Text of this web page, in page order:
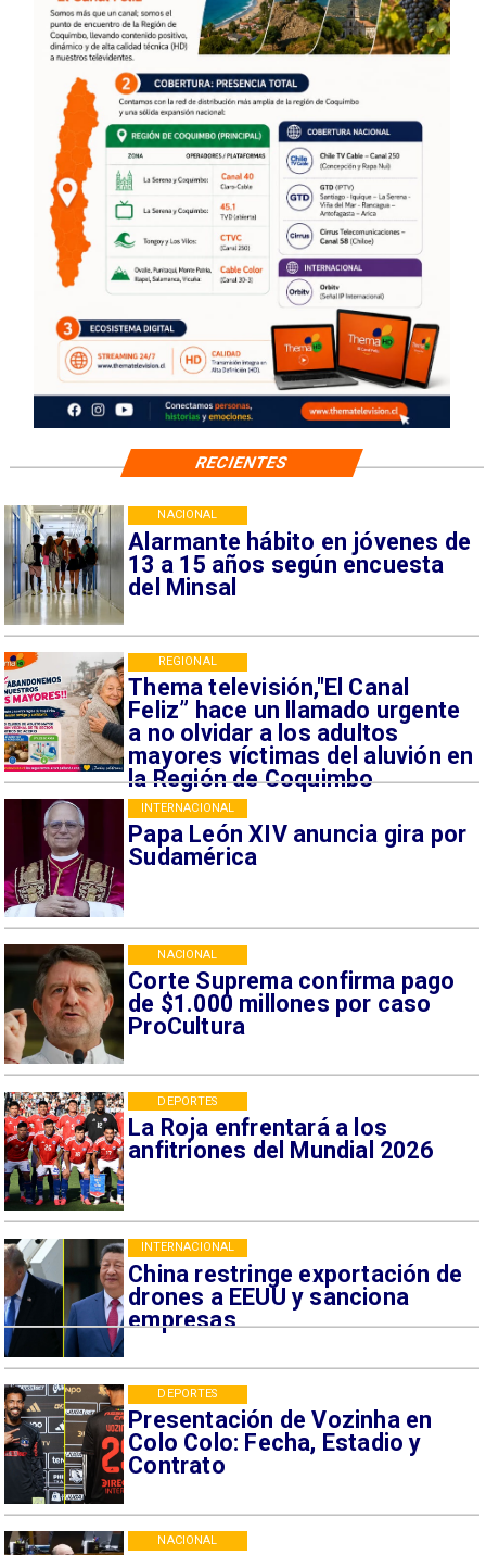
Alarmante hábito en jóvenes de
13 a 15 años según encuesta
del Minsal
NACIONAL
Thema televisión,"El Canal
Feliz” hace un llamado urgente
a no olvidar a los adultos
mayores víctimas del aluvión en
la Región de Coquimbo
REGIONAL
Papa León XIV anuncia gira por
Sudamérica
INTERNACIONAL
Corte Suprema confirma pago
de $1.000 millones por caso
ProCultura
NACIONAL
La Roja enfrentará a los
anfitriones del Mundial 2026
DEPORTES
China restringe exportación de
drones a EEUU y sanciona
empresas
INTERNACIONAL
Presentación de Vozinha en
Colo Colo: Fecha, Estadio y
Contrato
DEPORTES
NACIONAL
RECIENTES